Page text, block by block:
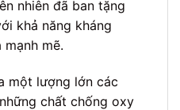
nhiên đã ban tặng
khả năng kháng
mẽ.
một lượng lớn các
chất chống oxy